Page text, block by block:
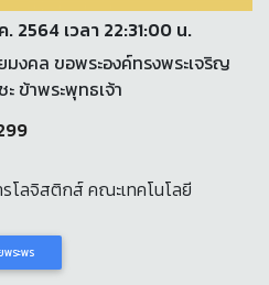
2564 เวลา 22:31:00 น.
งคล ขอพระองค์ทรงพระเจริญ
ข้าพระพุทธเจ้า
โลจิสติกส์ คณะเทคโนโลยี
ระพร